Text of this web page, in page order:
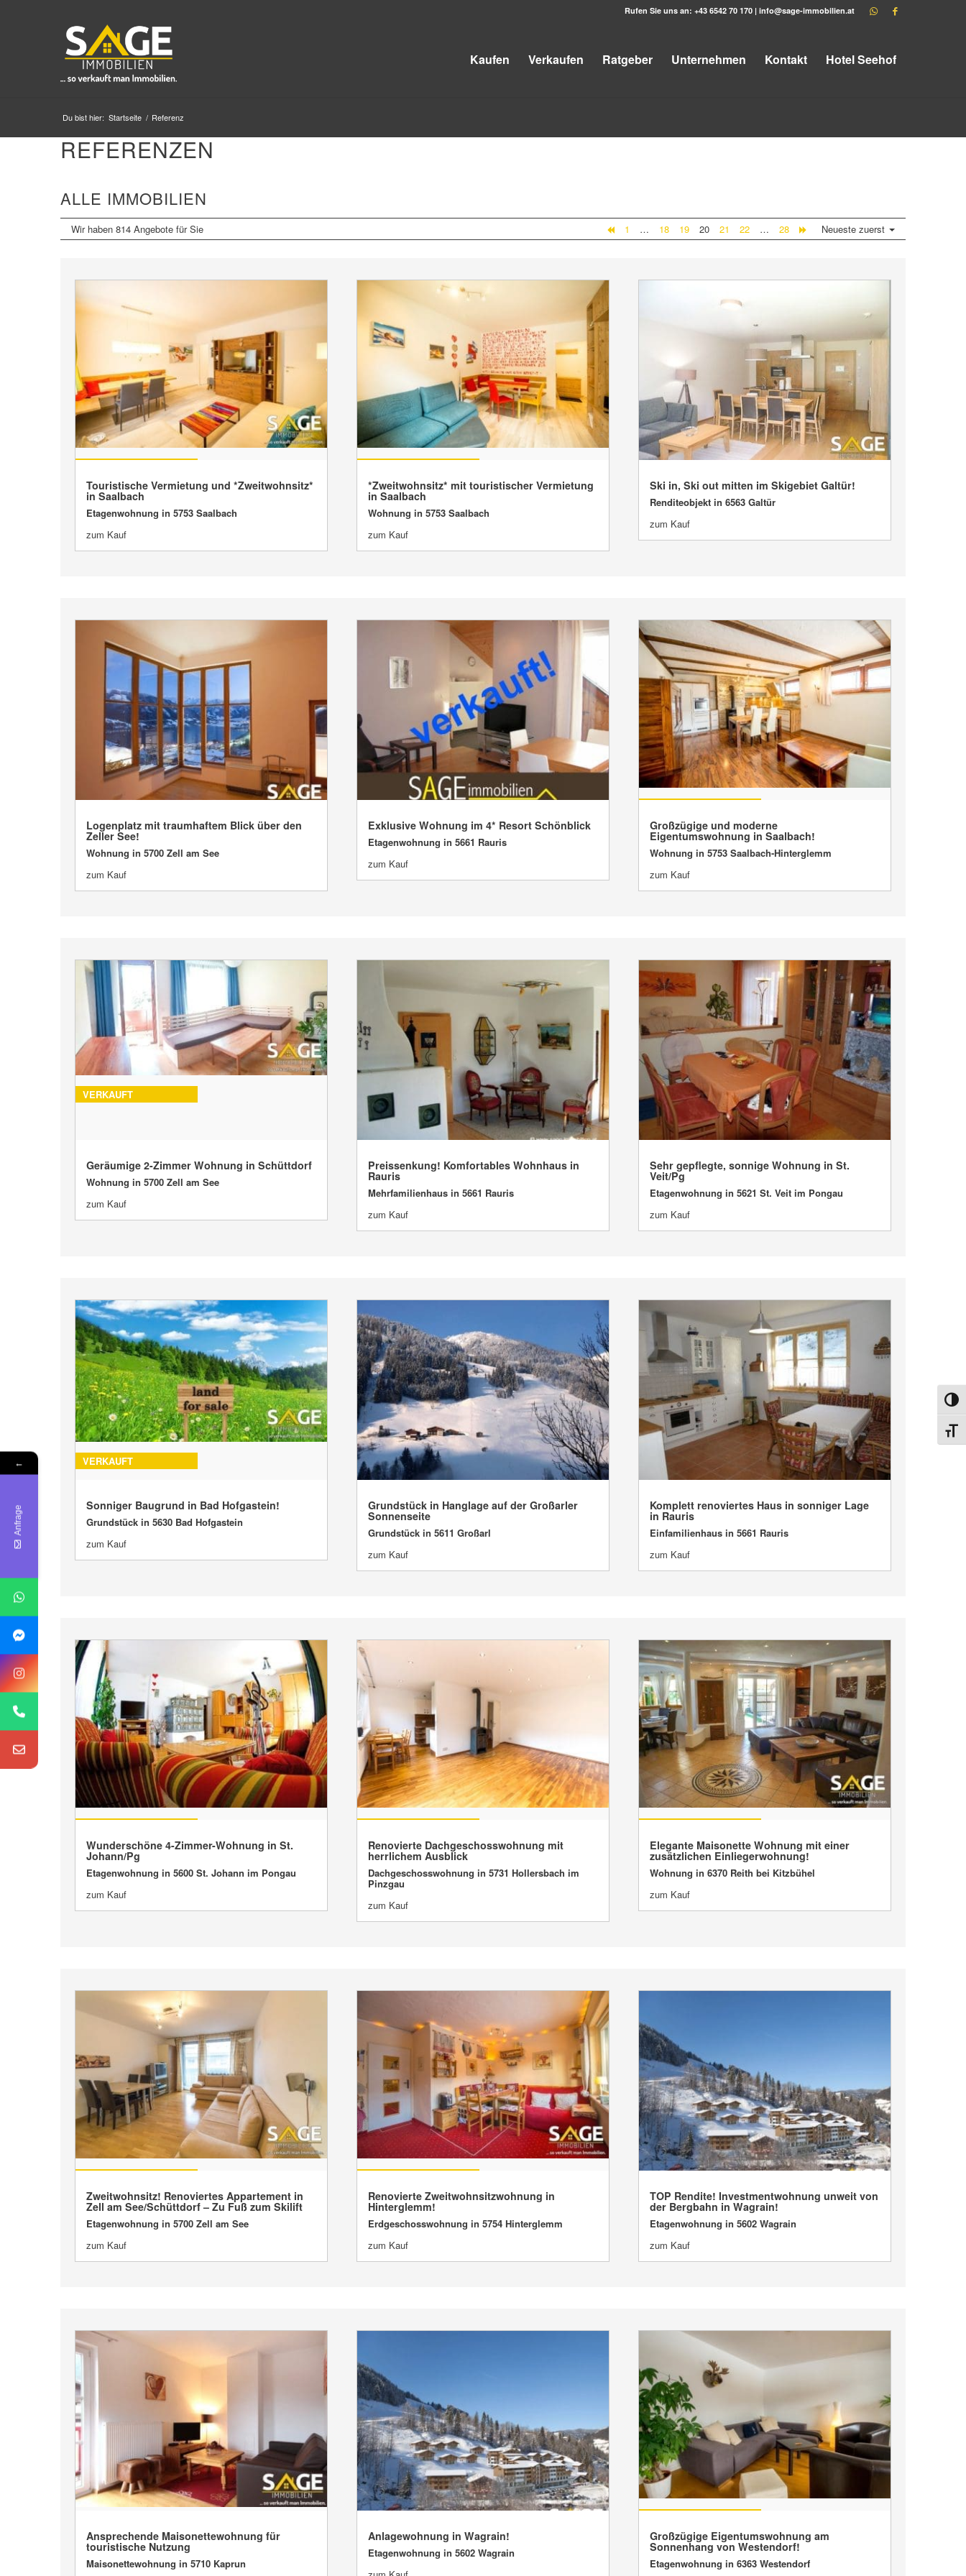
Rufen Sie uns an: +43 6542 70 170 | info@sage-immobilien.at
Kaufen Verkaufen Ratgeber Unternehmen Kontakt Hotel Seehof
Du bist hier: Startseite / Referenz
REFERENZEN
ALLE IMMOBILIEN
Wir haben 814 Angebote für Sie 1 … 18 19 20 21 22 … 28 Neueste zuerst
Touristische Vermietung und *Zweitwohnsitz*
in Saalbach
Etagenwohnung in 5753 Saalbach
zum Kauf
*Zweitwohnsitz* mit touristischer Vermietung
in Saalbach
Wohnung in 5753 Saalbach
zum Kauf
VERKAUFT
Ski in, Ski out mitten im Skigebiet Galtür!
Renditeobjekt in 6563 Galtür
zum Kauf
VERKAUFT
Logenplatz mit traumhaftem Blick über den
Zeller See!
Wohnung in 5700 Zell am See
zum Kauf
VERKAUFT
Exklusive Wohnung im 4* Resort Schönblick
Etagenwohnung in 5661 Rauris
zum Kauf
Großzügige und moderne
Eigentumswohnung in Saalbach!
Wohnung in 5753 Saalbach-Hinterglemm
zum Kauf
VERKAUFT
Geräumige 2-Zimmer Wohnung in Schüttdorf
Wohnung in 5700 Zell am See
zum Kauf
VERKAUFT
Preissenkung! Komfortables Wohnhaus in
Rauris
Mehrfamilienhaus in 5661 Rauris
zum Kauf
VERKAUFT
Sehr gepflegte, sonnige Wohnung in St.
Veit/Pg
Etagenwohnung in 5621 St. Veit im Pongau
zum Kauf
VERKAUFT
Sonniger Baugrund in Bad Hofgastein!
Grundstück in 5630 Bad Hofgastein
zum Kauf
VERKAUFT
Grundstück in Hanglage auf der Großarler
Sonnenseite
Grundstück in 5611 Großarl
zum Kauf
VERKAUFT
Komplett renoviertes Haus in sonniger Lage
in Rauris
Einfamilienhaus in 5661 Rauris
zum Kauf
Wunderschöne 4-Zimmer-Wohnung in St.
Johann/Pg
Etagenwohnung in 5600 St. Johann im Pongau
zum Kauf
Renovierte Dachgeschosswohnung mit
herrlichem Ausblick
Dachgeschosswohnung in 5731 Hollersbach im
Pinzgau
zum Kauf
Elegante Maisonette Wohnung mit einer
zusätzlichen Einliegerwohnung!
Wohnung in 6370 Reith bei Kitzbühel
zum Kauf
Zweitwohnsitz! Renoviertes Appartement in
Zell am See/Schüttdorf – Zu Fuß zum Skilift
Etagenwohnung in 5700 Zell am See
zum Kauf
Renovierte Zweitwohnsitzwohnung in
Hinterglemm!
Erdgeschosswohnung in 5754 Hinterglemm
zum Kauf
VERKAUFT
TOP Rendite! Investmentwohnung unweit von
der Bergbahn in Wagrain!
Etagenwohnung in 5602 Wagrain
zum Kauf
Ansprechende Maisonettewohnung für
touristische Nutzung
Maisonettewohnung in 5710 Kaprun VERKAUFT
Anlagewohnung in Wagrain!
Etagenwohnung in 5602 Wagrain
Großzügige Eigentumswohnung am
Sonnenhang von Westendorf!
Etagenwohnung in 6363 Westendorf
←
Anfrage